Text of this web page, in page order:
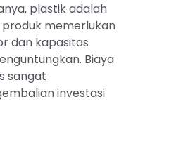
plastik adalah
produk memerlukan
dan kapasitas
Biaya
sangat
investasi